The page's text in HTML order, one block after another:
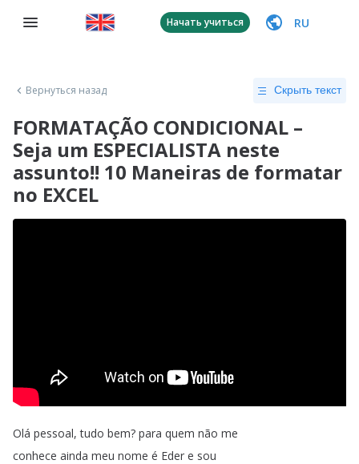
Начать учиться RU
Вернуться назад Скрыть текст
FORMATAÇÃO CONDICIONAL –
Seja um ESPECIALISTA neste
assunto!! 10 Maneiras de formatar
no EXCEL
Olá pessoal,tudo bem? para quem não me
conhece ainda meu nome é Eder e sou